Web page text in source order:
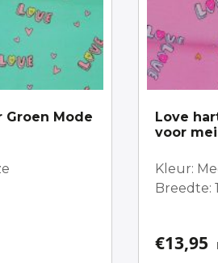
Mode
Love
voor
Kleur:
Breedte:
€13,95